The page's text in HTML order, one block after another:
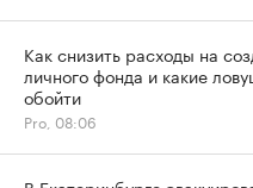
Как снизить расходы на
личного фонда и какие
обойти
Pro, 08:06